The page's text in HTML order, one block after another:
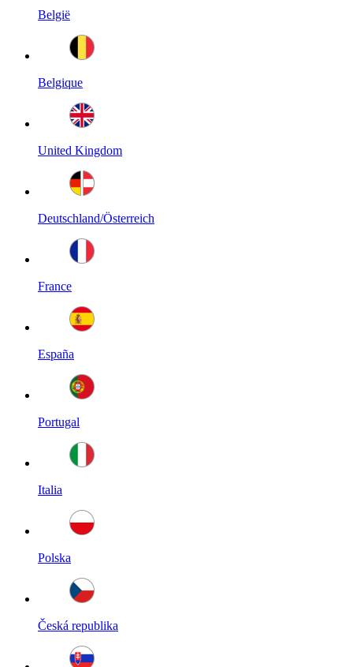
België
Belgique
United Kingdom
Deutschland/Österreich
France
España
Portugal
Italia
Polska
Česká republika